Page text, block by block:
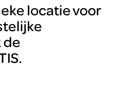
locatie voor
de